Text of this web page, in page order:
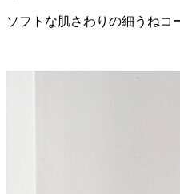
ソフトな肌さわりの細うねコ